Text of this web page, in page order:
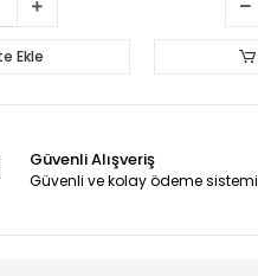
Ekle
Güvenli Alışveriş
Güvenli ve kolay ödeme sistemi